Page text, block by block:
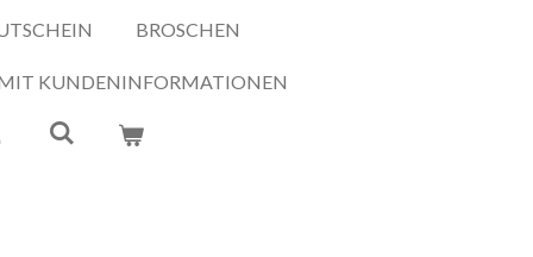
BROSCHEN
KUNDENINFORMATIONEN